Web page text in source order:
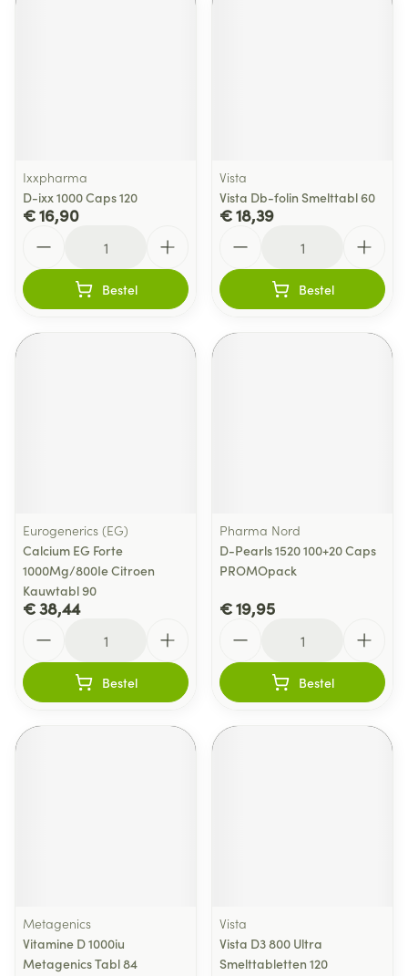
Ixxpharma
D-ixx 1000 Caps 120
€ 16,90
Bestel
Vista
Vista Db-folin Smelttabl 60
€ 18,39
Bestel
Eurogenerics (EG)
Calcium EG Forte
1000Mg/800Ie Citroen
Kauwtabl 90
€ 38,44
Bestel
Pharma Nord
D-Pearls 1520 100+20 Caps
PROMOpack
€ 19,95
Bestel
Metagenics
Vitamine D 1000iu
Metagenics Tabl 84
Vista
Vista D3 800 Ultra
Smelttabletten 120